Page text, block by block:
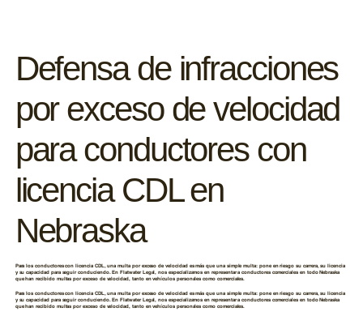
Defensa de infracciones
por exceso de velocidad
para conductores con
licencia CDL en
Nebraska
Para los conductores con licencia CDL, una multa por exceso de velocidad es más que una simple multa: pone en riesgo su carrera, su licencia
y su capacidad para seguir conduciendo. En Flatwater Legal, nos especializamos en representar a conductores comerciales en todo Nebraska
que han recibido multas por exceso de velocidad, tanto en vehículos personales como comerciales.
Para los conductores con licencia CDL, una multa por exceso de velocidad es más que una simple multa: pone en riesgo su carrera, su licencia
y su capacidad para seguir conduciendo. En Flatwater Legal, nos especializamos en representar a conductores comerciales en todo Nebraska
que han recibido multas por exceso de velocidad, tanto en vehículos personales como comerciales.